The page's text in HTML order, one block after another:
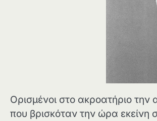
Ορισμένοι στο ακροατήριο
που βρισκόταν την ώρα εκείνη